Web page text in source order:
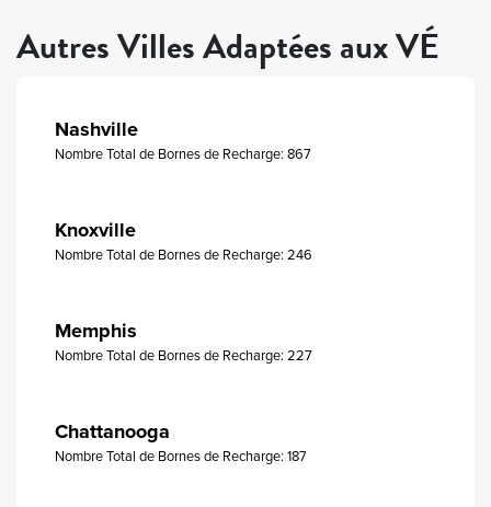
Autres Villes Adaptées aux VÉ
Nashville
Nombre Total de Bornes de Recharge: 867
Knoxville
Nombre Total de Bornes de Recharge: 246
Memphis
Nombre Total de Bornes de Recharge: 227
Chattanooga
Nombre Total de Bornes de Recharge: 187